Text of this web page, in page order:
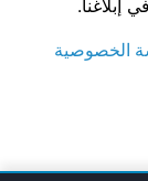
إبلاغنا.
الخصوصية